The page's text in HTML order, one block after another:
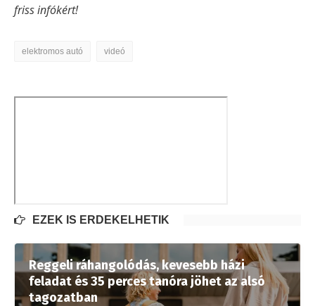
friss infókért!
elektromos autó videó
EZEK IS ÉRDEKELHETIK
Reggeli ráhangolódás, kevesebb házi
feladat és 35 perces tanóra jöhet az alsó
tagozatban